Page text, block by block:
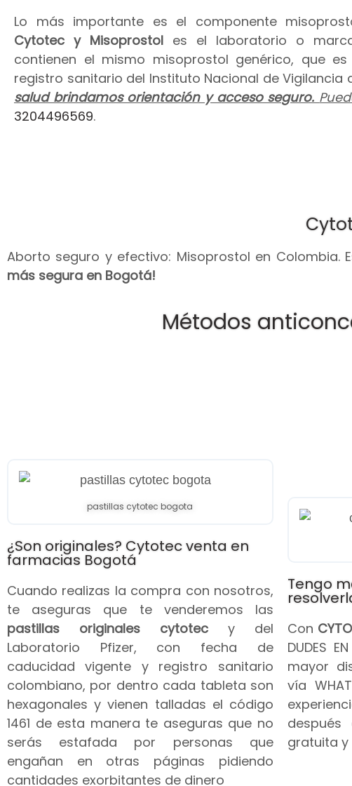
Lo más importante es el componente
Cytotec y Misoprostol es el laboratorio o
contienen el mismo misoprostol genérico, que
registro sanitario del Instituto Nacional de Vigilancia
salud brindamos orientación y acceso seguro.
3204496569.
Aborto seguro y efectivo: Misoprostol en Colombia.
más segura en Bogotá!
Métodos
pastillas cytotec bogota
¿Son originales? Cytotec venta en
farmacias Bogotá
Cuando realizas la compra con nosotros,
te aseguras que te venderemos las
pastillas originales cytotec y del
Laboratorio Pfizer, con fecha de
caducidad vigente y registro sanitario
colombiano, por dentro cada tableta son
hexagonales y vienen talladas el código
1461 de esta manera te aseguras que no
serás estafada por personas que
engañan en otras páginas pidiendo
cantidades exorbitantes de dinero
Tengo
Con
DUDES
mayor
vía
gratuita y